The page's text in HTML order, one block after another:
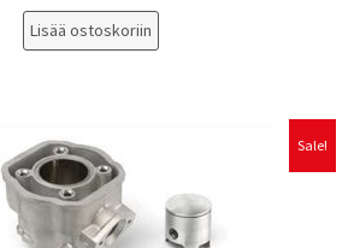
Lisää ostoskoriin
Sale!